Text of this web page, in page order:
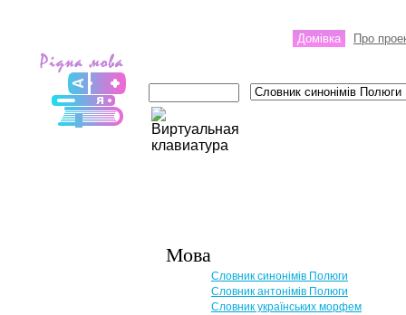
Домівка Про
Мова
Словник синонімів Полюги
Словник антонімів Полюги
Словник українських морфем